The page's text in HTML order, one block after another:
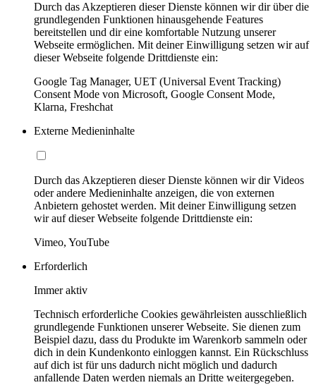
Durch das Akzeptieren dieser Dienste können wir dir über die
grundlegenden Funktionen hinausgehende Features
bereitstellen und dir eine komfortable Nutzung unserer
Webseite ermöglichen. Mit deiner Einwilligung setzen wir auf
dieser Webseite folgende Drittdienste ein:
Google Tag Manager, UET (Universal Event Tracking)
Consent Mode von Microsoft, Google Consent Mode,
Klarna, Freshchat
Externe Medieninhalte
Durch das Akzeptieren dieser Dienste können wir dir Videos
oder andere Medieninhalte anzeigen, die von externen
Anbietern gehostet werden. Mit deiner Einwilligung setzen
wir auf dieser Webseite folgende Drittdienste ein:
Vimeo, YouTube
Erforderlich
Immer aktiv
Technisch erforderliche Cookies gewährleisten ausschließlich
grundlegende Funktionen unserer Webseite. Sie dienen zum
Beispiel dazu, dass du Produkte im Warenkorb sammeln oder
dich in dein Kundenkonto einloggen kannst. Ein Rückschluss
auf dich ist für uns dadurch nicht möglich und dadurch
anfallende Daten werden niemals an Dritte weitergegeben.